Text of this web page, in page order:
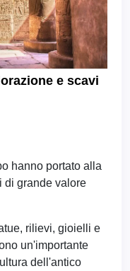
e scavi
hanno portato alla
di grande valore
rilievi, gioielli e
un'importante
dell'antico